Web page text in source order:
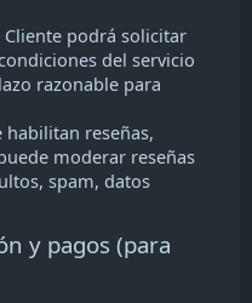
Cliente podrá solicitar
del servicio
razonable para
habilitan reseñas,
moderar reseñas
spam, datos
y pagos (para